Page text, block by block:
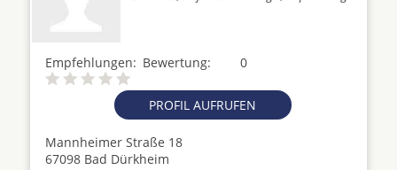
Empfehlungen: 0
Bewertung:
PROFIL AUFRUFEN
Mannheimer Straße 18
67098 Bad Dürkheim